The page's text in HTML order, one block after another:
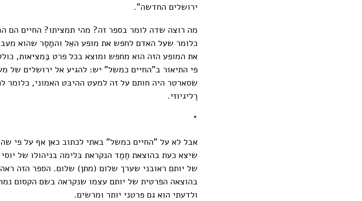
ירושלים החדשה".
מה רוצה שדה לומר בספר זה? מהי תמציתו? החיים הם
כלומר שעל האדם לחפש את מופע האֵל והמֶסֶר שהוא
את המופע הזה הוא מחפש ומוצא בכל פרט בַּמציאות,
פי התיאור ב"החיים כמשל" יש: להגיע אל ירושלים של
שסארטר היה חותם על זה למעט ההיבּט האמוני, כלומר
רֶליגיוזי.
*
אבל לא על "החיים כמשל" באתי לכתוב כאן אף על פי
שיצא כעת בהוצאת חֶמֶד הנקראת בּלימה בניהולו של
של יותם ראובני שערך שלום (מתן) שלום. הספר הזה
בהוצאה הפרטית של יותם עצמו שנקראה בשם הקסום
ולדעתי הוא גם פרטני יותר ומרשים.